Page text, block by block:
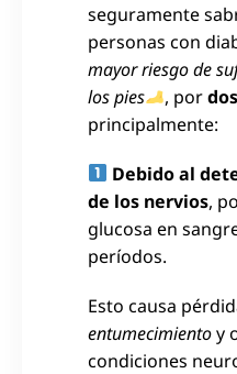
seguramente
personas con
mayor riesgo de
los pies
, por
principalmente:
Debido al
de los nervios,
glucosa en
períodos.
Esto causa
entumecimientoy
condiciones